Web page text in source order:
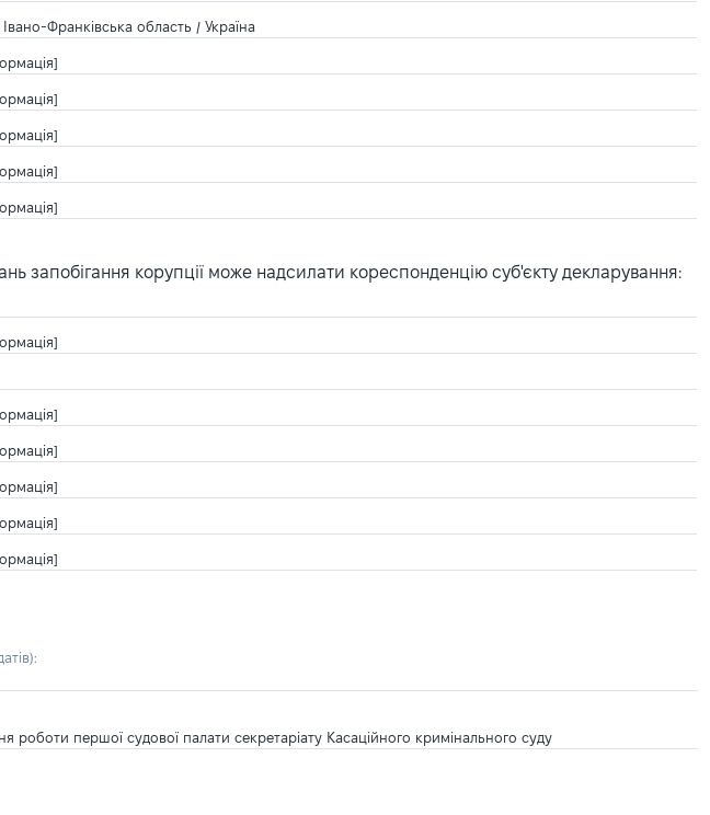
Франківська область / Україна
запобігання корупції може надсилати кореспонденцію суб'єкту декларування:
:
роботи першої судової палати секретаріату Касаційного кримінального суду